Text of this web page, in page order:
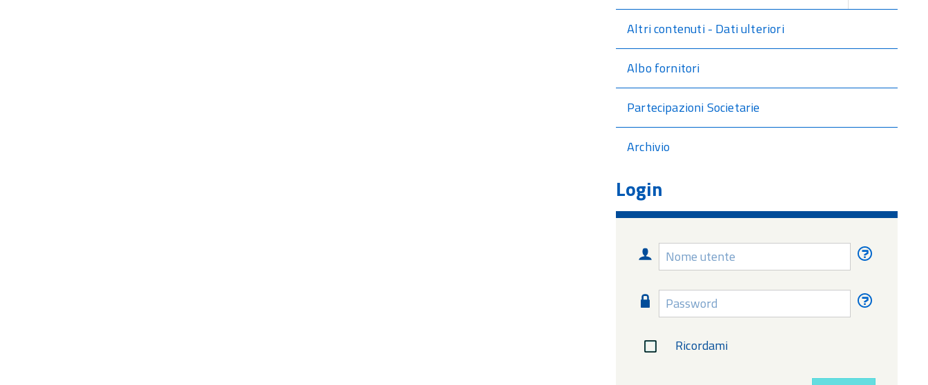
Altri contenuti - Dati ulteriori
Albo fornitori
Partecipazioni Societarie
Archivio
Login
Nome
utente
Nome
utente
Password
Password
Ricordami